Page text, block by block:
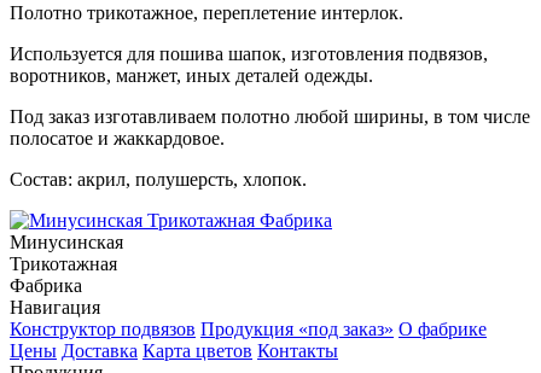
Полотно трикотажное, переплетение интерлок.
Используется для пошива шапок, изготовления подвязов,
воротников, манжет, иных деталей одежды.
Под заказ изготавливаем полотно любой ширины, в том числе
полосатое и жаккардовое.
Состав: акрил, полушерсть, хлопок.
Минусинская
Трикотажная
Фабрика
Навигация
Конструктор подвязов Продукция «под заказ» О фабрике
Цены Доставка Карта цветов Контакты